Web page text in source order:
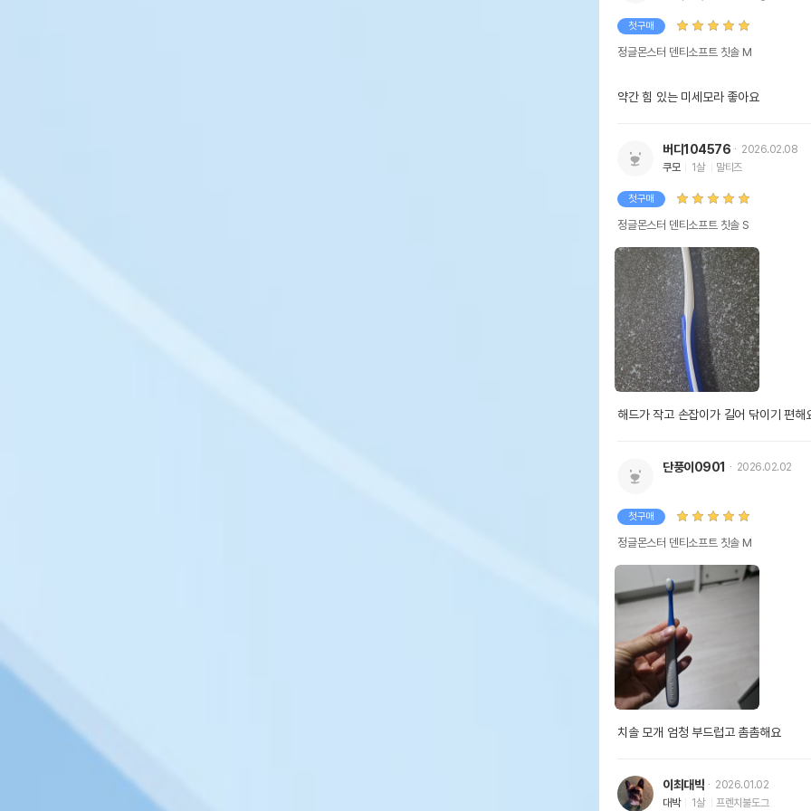
첫구매
정글몬스터 덴티소프트 칫솔 M
약간 힘 있는 미세모라 좋아요
버디104576
2026.02.08
쿠모
1살 말티즈
첫구매
정글몬스터 덴티소프트 칫솔 S
해드가 작고 손잡이가 길어 닦이기 편해
단풍이0901 2026.02.02
첫구매
정글몬스터 덴티소프트 칫솔 M
치솔 모개 엄청 부드럽고 촘촘해요
이최대박
2026.01.02
대박
1살 프렌치불도그